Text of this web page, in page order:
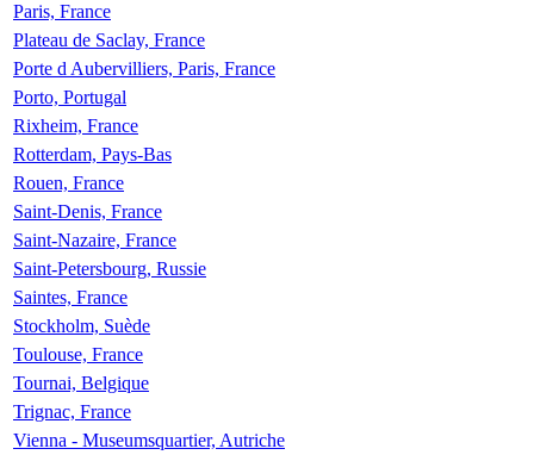
Paris, France
Plateau de Saclay, France
Porte d Aubervilliers, Paris, France
Porto, Portugal
Rixheim, France
Rotterdam, Pays-Bas
Rouen, France
Saint-Denis, France
Saint-Nazaire, France
Saint-Petersbourg, Russie
Saintes, France
Stockholm, Suède
Toulouse, France
Tournai, Belgique
Trignac, France
Vienna - Museumsquartier, Autriche